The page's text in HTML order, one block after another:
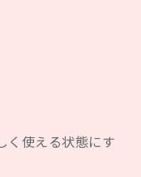
く使える状態にす